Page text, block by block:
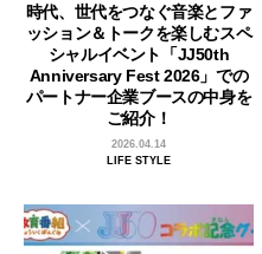
時代、世代をつなぐ音楽とファ
ッション＆トークを楽しむスペ
シャルイベント「JJ50th
Anniversary Fest 2026」での
パートナー企業ブースの中身を
ご紹介！
2026.04.14
LIFE STYLE